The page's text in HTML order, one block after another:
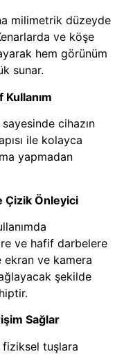
milimetrik düzeyde
ve köşe
hem görünüm
sunar.
Kullanım
cihazın
ile kolayca
yapmadan
Çizik Önleyici
ve hafif darbelere
ekran ve kamera
şekilde
Sağlar
fiziksel tuşlara